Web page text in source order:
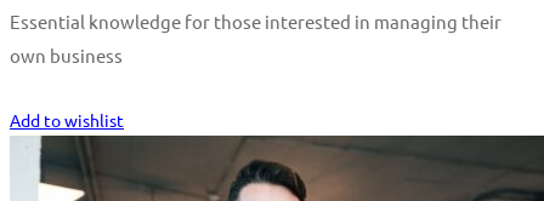
Essential knowledge for those interested in managing their
own business
Add to wishlist